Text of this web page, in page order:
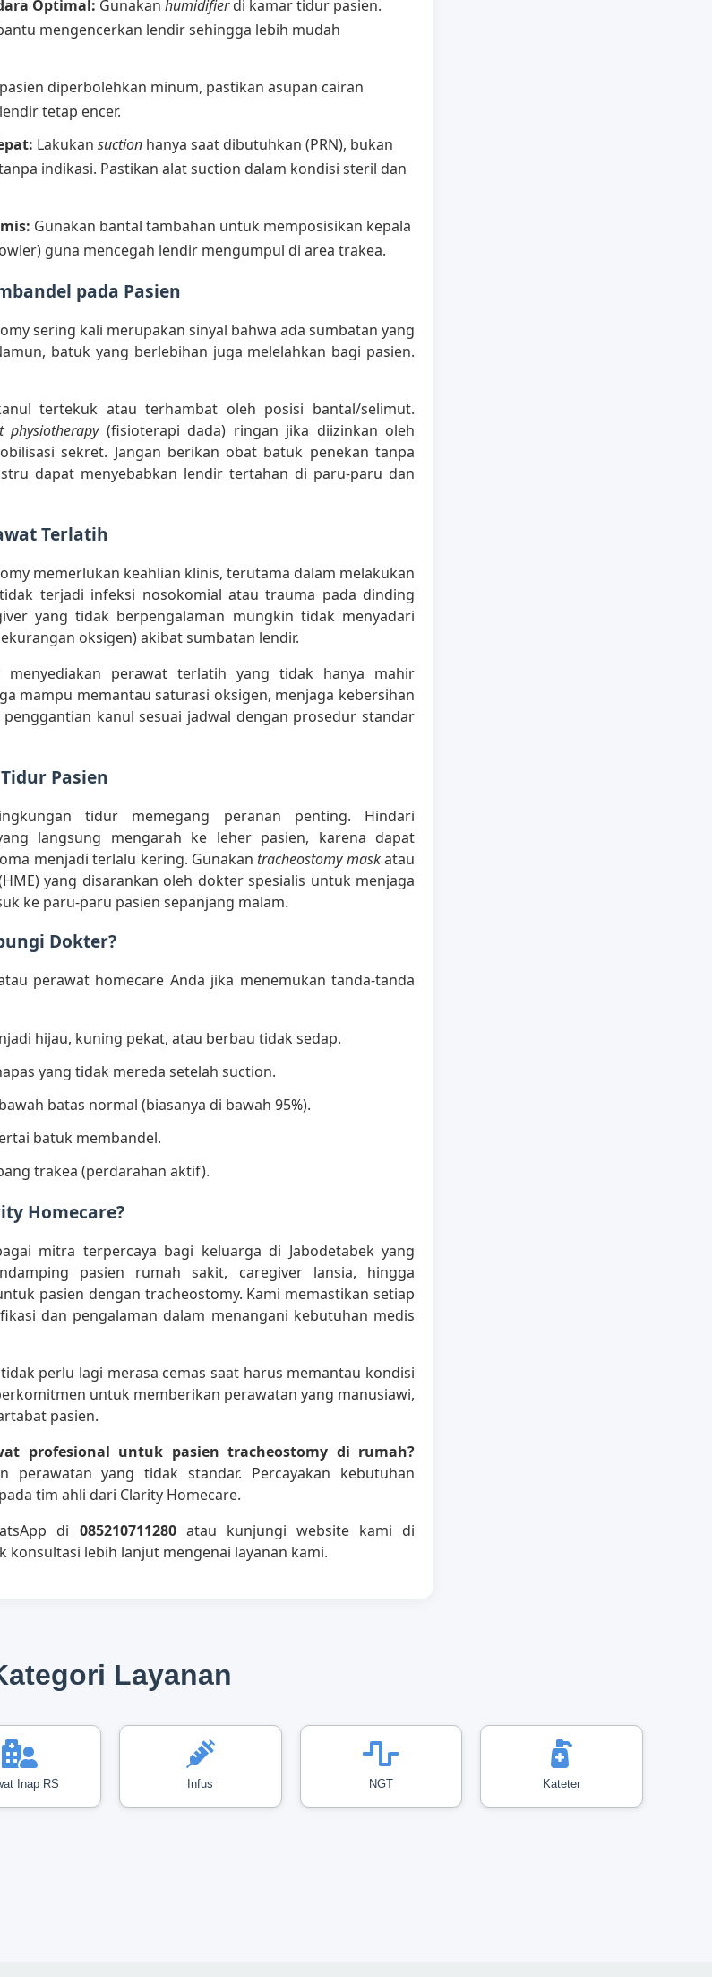
Optimal: Gunakan humidifierdi kamar tidur pasien.
mengencerkan lendir sehingga lebih mudah
pasien diperbolehkan minum, pastikan asupan cairan
tetap encer.
Lakukan suction hanya saat dibutuhkan (PRN), bukan
indikasi. Pastikan alat suction dalam kondisi steril dan
Gunakan bantal tambahan untuk memposisikan kepala
guna mencegah lendir mengumpul di area trakea.
pada Pasien
sering kali merupakan sinyal bahwa ada sumbatan yang
batuk yang berlebihan juga melelahkan bagi pasien.
tertekuk atau terhambat oleh posisi bantal/selimut.
physiotherapy(fisioterapi dada) ringan jika diizinkan oleh
sekret. Jangan berikan obat batuk penekan tanpa
dapat menyebabkan lendir tertahan di paru-paru dan
Terlatih
memerlukan keahlian klinis, terutama dalam melakukan
terjadi infeksi nosokomial atau trauma pada dinding
yang tidak berpengalaman mungkin tidak menyadari
oksigen) akibat sumbatan lendir.
menyediakan perawat terlatih yang tidak hanya mahir
mampu memantau saturasi oksigen, menjaga kebersihan
kanul sesuai jadwal dengan prosedur standar
Pasien
tidur memegang peranan penting. Hindari
langsung mengarah ke leher pasien, karena dapat
menjadi terlalu kering. Gunakan tracheostomy maskatau
yang disarankan oleh dokter spesialis untuk menjaga
ke paru-paru pasien sepanjang malam.
Dokter?
perawat homecare Anda jika menemukan tanda-tanda
hijau, kuning pekat, atau berbau tidak sedap.
yang tidak mereda setelah suction.
batas normal (biasanya di bawah 95%).
batuk membandel.
trakea (perdarahan aktif).
Homecare?
mitra terpercaya bagi keluarga di Jabodetabek yang
pasien rumah sakit, caregiver lansia, hingga
pasien dengan tracheostomy. Kami memastikan setiap
dan pengalaman dalam menangani kebutuhan medis
perlu lagi merasa cemas saat harus memantau kondisi
untuk memberikan perawatan yang manusiawi,
pasien.
profesional untuk pasien tracheostomy di rumah?
perawatan yang tidak standar. Percayakan kebutuhan
tim ahli dari Clarity Homecare.
di 085210711280atau kunjungi website kami di
konsultasi lebih lanjut mengenai layanan kami.
Layanan
Inap RS Infus NGT Kateter